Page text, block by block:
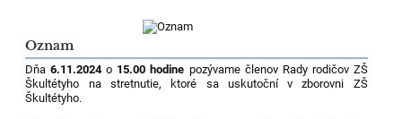
Oznam
Dňa6.11.2024o 15.00 hodine pozývame členov Rady rodičov ZŠ
Škultétyho na stretnutie, ktoré sa uskutoční v zborovni ZŠ
Škultétyho.